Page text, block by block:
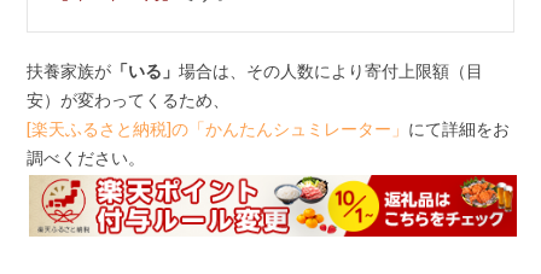
扶養家族が 「いる」場合は、その人数により寄付上限額（目
安）が変わってくるため、
[楽天ふるさと納税]の「かんたんシュミレーター」 にて詳細をお
調べください。